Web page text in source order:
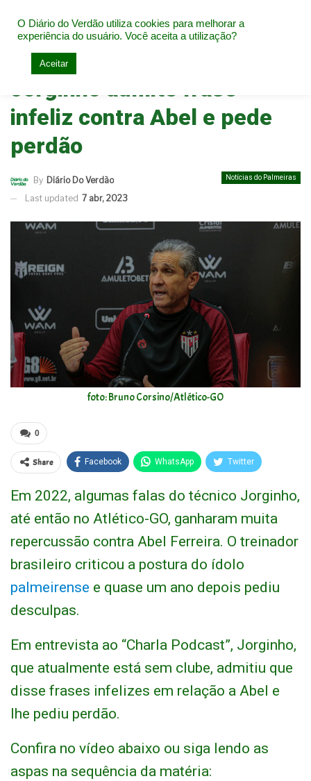
Home Notícias do Palmeiras
Jorginho admite frase
infeliz contra Abel e pede
perdão
Notícias do Palmeiras
By Diário Do Verdão
Last updated 7 abr, 2023
foto: Bruno Corsino/Atlético-GO
0
Share Facebook WhatsApp Twitter
Em 2022, algumas falas do técnico Jorginho,
até então no Atlético-GO, ganharam muita
repercussão contra Abel Ferreira. O treinador
brasileiro criticou a postura do ídolo
palmeirense e quase um ano depois pediu
desculpas.
Em entrevista ao “Charla Podcast”, Jorginho,
que atualmente está sem clube, admitiu que
disse frases infelizes em relação a Abel e
lhe pediu perdão.
Confira no vídeo abaixo ou siga lendo as
aspas na sequência da matéria:
O Diário do Verdão utiliza cookies para melhorar a
experiência do usuário. Você aceita a utilização?
Aceitar